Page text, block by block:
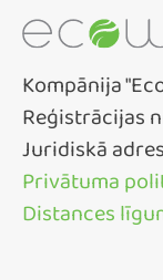
Kompānija
Reģistrācijas
Juridiskā
Privātuma
Distances